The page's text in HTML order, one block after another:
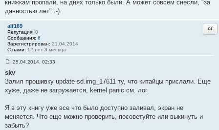
книжкам пропали, на днях только были. А может совсем снесли, "за
давностью лет" :-).
alf169
Репутация: 0
Сообщения: 6
Зарегистрирован: 21.04.2014
С нами: 12 лет 3 месяца
о
б
щ
и
#
1
25.04.2014, 02:33
skv
Залил прошивку update-sd.img_17611 ту, что китайцы прислали. Еще
хуже, даже не загружается, kernel panic см. лог
Я в эту книгу уже все что было доступно заливал, экран не
меняется. Что еще можно проверить, посоветуйте или выкинуть и
забыть?